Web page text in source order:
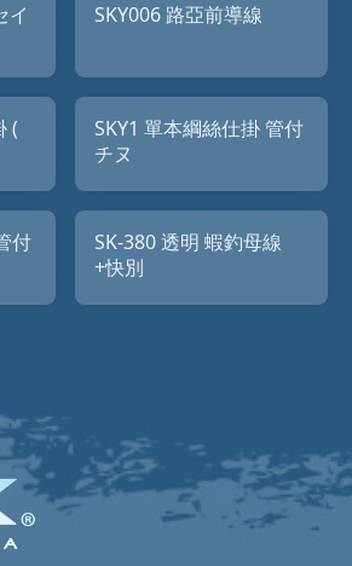
イ
SKY006 路亞前導線
(
SKY1 單本綱絲仕掛 管付
チヌ
付
SK-380 透明 蝦釣母線
+快別